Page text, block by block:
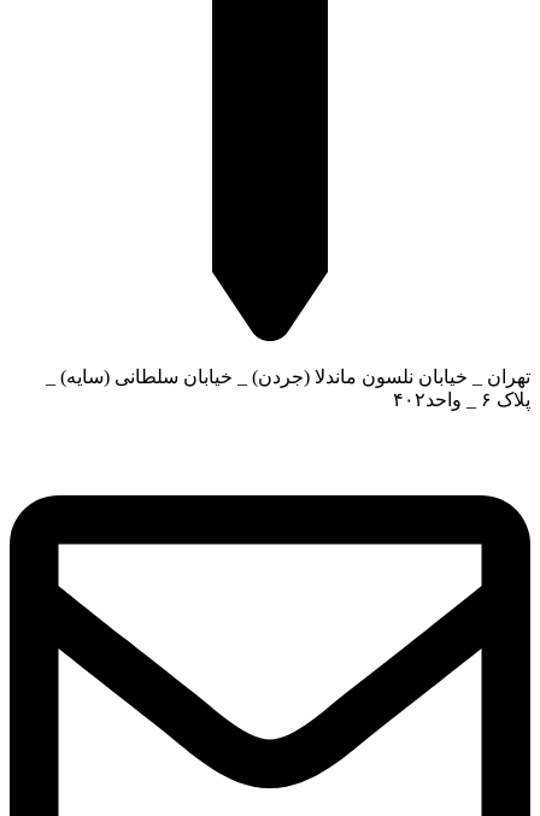
تهران _ خیابان نلسون ماندلا (جردن) _ خیابان سلطانی (سایه) _
پلاک ۶ _ واحد۴۰۲